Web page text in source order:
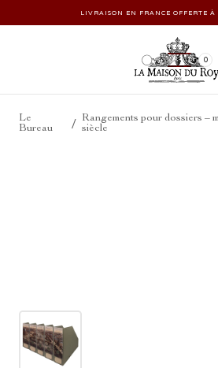
LIVRAISON EN FRANCE OFFERTE
0
Le
Bureau
/
Rangements pour dossiers –
siècle